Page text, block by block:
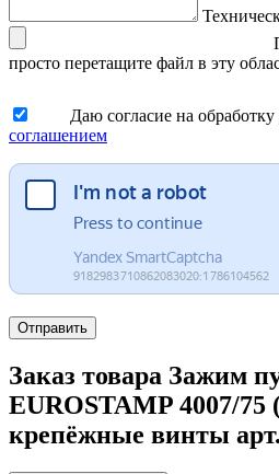
просто перетащите файл в эту
Даю согласие на
соглашением
Отправить
Заказ товара Зажим
EUROSTAMP 4007/75
крепёжные винты